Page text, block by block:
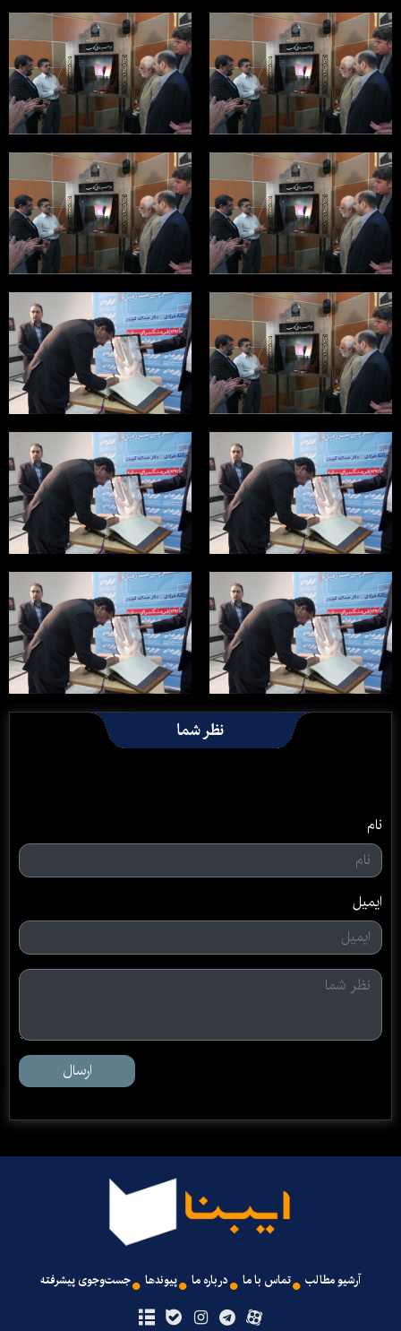
نظر شما
نام
ایمیل
ارسال
آرشیو مطالب تماس با ما درباره ما پیوندها جست‌وجوی پیشرفته